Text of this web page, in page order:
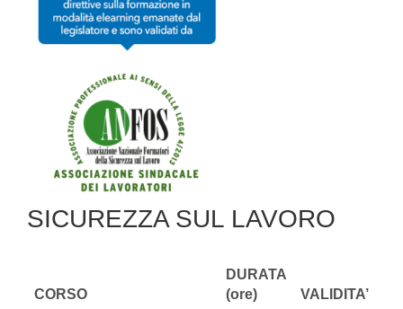
SICUREZZA SUL LAVORO
CORSO
DURATA
(ore)
VALIDITA’